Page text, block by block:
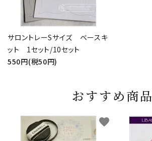
サロントレーSサイズ ベースキ
ット 1セット/10セット
550円(税50円)
おすすめ商品
favorite